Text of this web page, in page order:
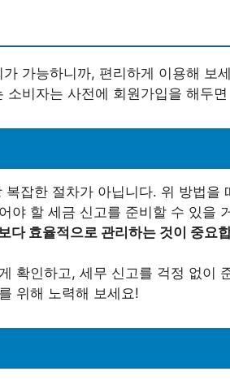
가능하니까, 편리하게 이용해 보
소비자는 사전에 회원가입을 해두
잡한 절차가 아닙니다. 위 방법을
야 할 세금 신고를 준비할 수 있을
다 효율적으로 관리하는 것이 중요
확인하고, 세무 신고를 걱정 없이
위해 노력해 보세요!